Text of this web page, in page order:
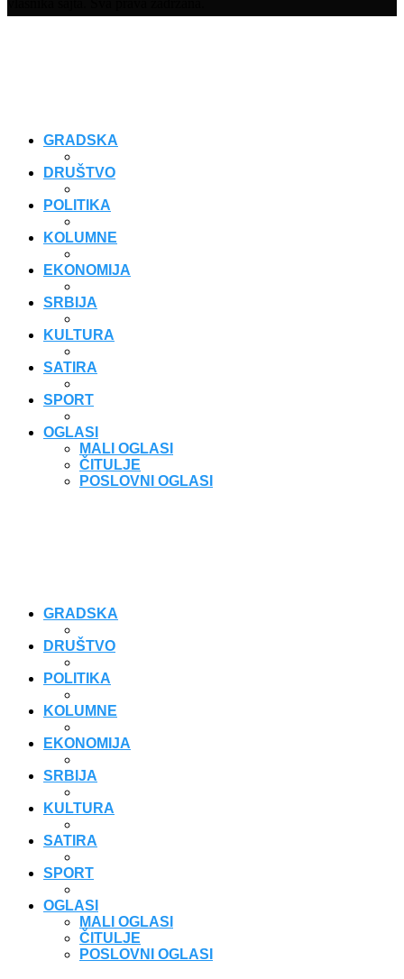
GRADSKA
DRUŠTVO
POLITIKA
KOLUMNE
EKONOMIJA
SRBIJA
KULTURA
SATIRA
SPORT
OGLASI
MALI OGLASI
ČITULJE
POSLOVNI OGLASI
GRADSKA
DRUŠTVO
POLITIKA
KOLUMNE
EKONOMIJA
SRBIJA
KULTURA
SATIRA
SPORT
OGLASI
MALI OGLASI
ČITULJE
POSLOVNI OGLASI